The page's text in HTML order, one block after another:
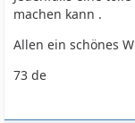
machen kann .
Allen ein schönes
73 de